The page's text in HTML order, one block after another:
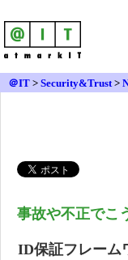
＠IT > Security&Trust>
事故や不正でこ
ID保証フレーム